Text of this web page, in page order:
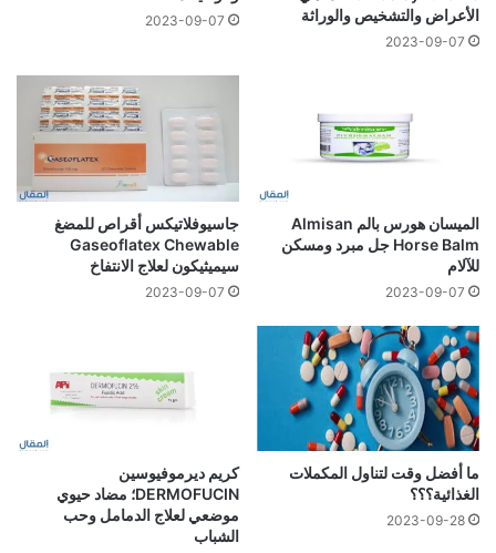
الأعراض والتشخيص والوراثة
2023-09-07
2023-09-07
الميسان هورس بالم Almisan
Horse Balm جل مبرد ومسكن
للآلام
2023-09-07
جاسيوفلاتيكس أقراص للمضغ
Gaseoflatex Chewable
سيميثيكون لعلاج الانتفاخ
2023-09-07
ما أفضل وقت لتناول المكملات
الغذائية؟؟؟
2023-09-28
كريم ديرموفيوسين
DERMOFUCIN؛ مضاد حيوي
موضعي لعلاج الدمامل وحب
الشباب